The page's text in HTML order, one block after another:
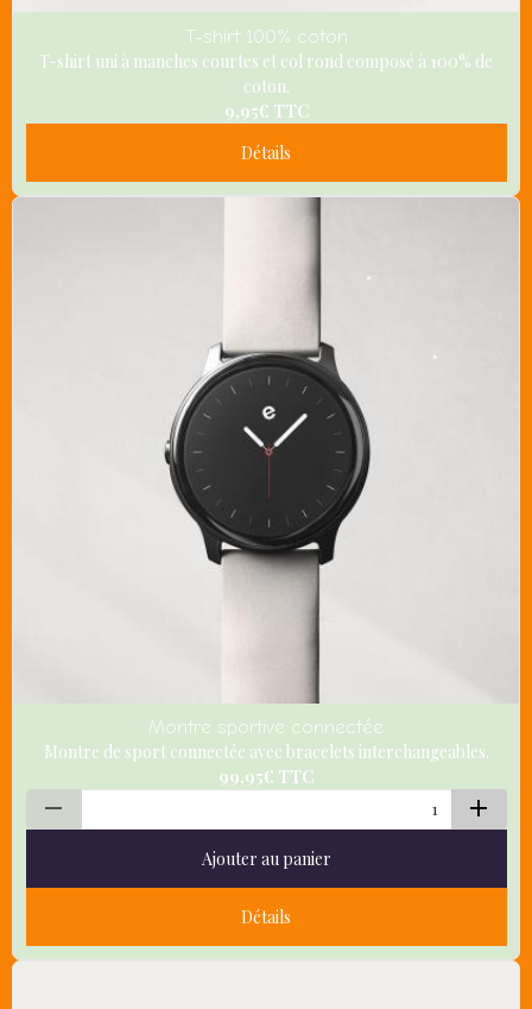
T-shirt 100% coton
T-shirt uni à manches courtes et col rond composé à 100% de
coton.
9,95€ TTC
Détails
Montre sportive connectée
Montre de sport connectée avec bracelets interchangeables.
99,95€ TTC
Ajouter au panier
Détails